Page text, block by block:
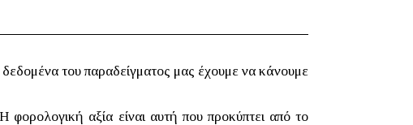
του παραδείγματος μας έχουμε να κάνουμε
αξία είναι αυτή που προκύπτει από το